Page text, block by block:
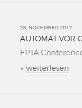
28. NOVEMBER 2017
AUTOMAT VOR
EPTA
» weiterlesen